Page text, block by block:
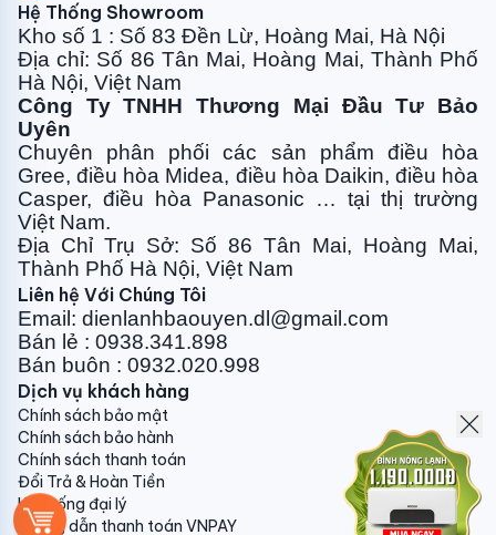
Hệ Thống Showroom
Kho số 1 : Số 83 Đền Lừ, Hoàng Mai, Hà Nội
Địa chỉ: Số 86 Tân Mai, Hoàng Mai, Thành Phố
Hà Nội, Việt Nam
Công Ty TNHH Thương Mại Đầu Tư Bảo
Uyên
Chuyên phân phối các sản phẩm điều hòa
Gree, điều hòa Midea, điều hòa Daikin, điều hòa
Casper, điều hòa Panasonic … tại thị trường
Việt Nam.
Địa Chỉ Trụ Sở: Số 86 Tân Mai, Hoàng Mai,
Thành Phố Hà Nội, Việt Nam
Liên hệ Với Chúng Tôi
Email: dienlanhbaouyen.dl@gmail.com
Bán lẻ : 0938.341.898
Bán buôn : 0932.020.998
Dịch vụ khách hàng
Chính sách bảo mật
Chính sách bảo hành
Chính sách thanh toán
Đổi Trả & Hoàn Tiền
Hệ thống đại lý
Hướng dẫn thanh toán VNPAY